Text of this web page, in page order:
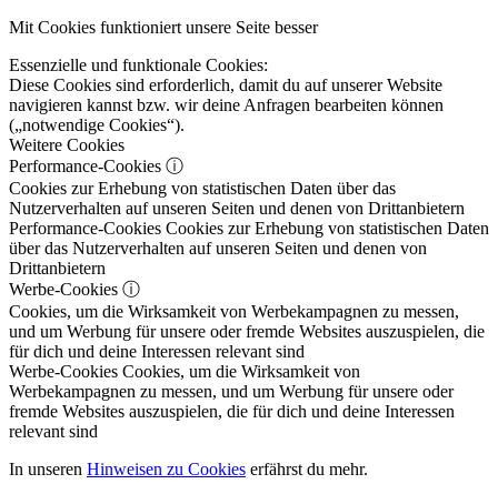
Mit Cookies funktioniert unsere Seite besser
Essenzielle und funktionale Cookies:
Diese Cookies sind erforderlich, damit du auf unserer Website
navigieren kannst bzw. wir deine Anfragen bearbeiten können
(„notwendige Cookies“).
Weitere Cookies
Performance-Cookies ⓘ
Cookies zur Erhebung von statistischen Daten über das
Nutzerverhalten auf unseren Seiten und denen von Drittanbietern
Performance-Cookies Cookies zur Erhebung von statistischen Daten
über das Nutzerverhalten auf unseren Seiten und denen von
Drittanbietern
Werbe-Cookies ⓘ
Cookies, um die Wirksamkeit von Werbekampagnen zu messen,
und um Werbung für unsere oder fremde Websites auszuspielen, die
für dich und deine Interessen relevant sind
Werbe-Cookies Cookies, um die Wirksamkeit von
Werbekampagnen zu messen, und um Werbung für unsere oder
fremde Websites auszuspielen, die für dich und deine Interessen
relevant sind
In unseren Hinweisen zu Cookies erfährst du mehr.